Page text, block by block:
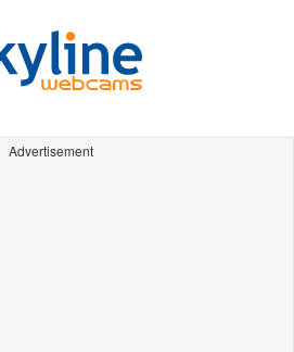
Advertisement